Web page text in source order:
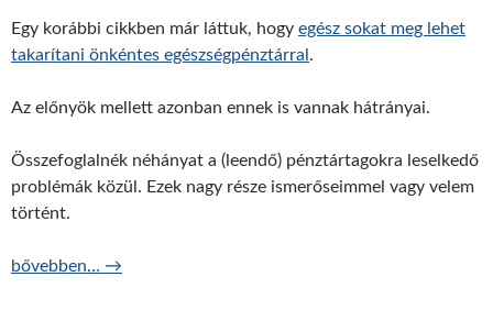
Egy korábbi cikkben már láttuk, hogy egész sokat meg lehet
takarítani önkéntes egészségpénztárral .
Az előnyök mellett azonban ennek is vannak hátrányai.
Összefoglalnék néhányat a (leendő) pénztártagokra leselkedő
problémák közül. Ezek nagy része ismerőseimmel vagy velem
történt.
Önkéntes EP buktatók
bővebben… →